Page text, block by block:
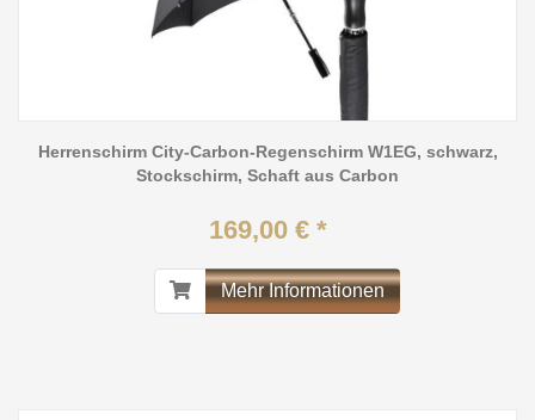
Herrenschirm City-Carbon-Regenschirm W1EG, schwarz,
Stockschirm, Schaft aus Carbon
169,00 € *
Mehr Informationen